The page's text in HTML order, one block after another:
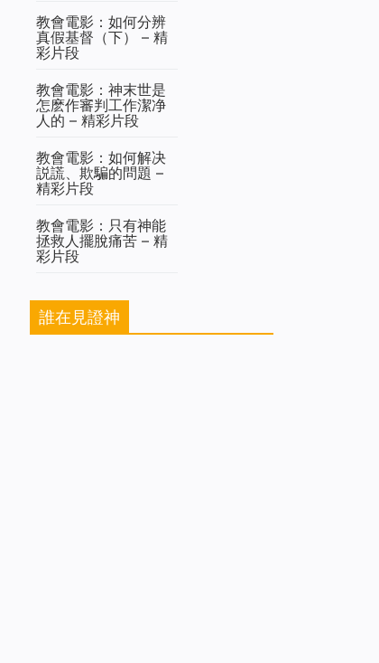
教會電影：如何分辨
真假基督（下） – 精
彩片段
教會電影：神末世是
怎麽作審判工作潔净
人的 – 精彩片段
教會電影：如何解决
説謊、欺騙的問題 –
精彩片段
教會電影：只有神能
拯救人擺脫痛苦 – 精
彩片段
誰在見證神